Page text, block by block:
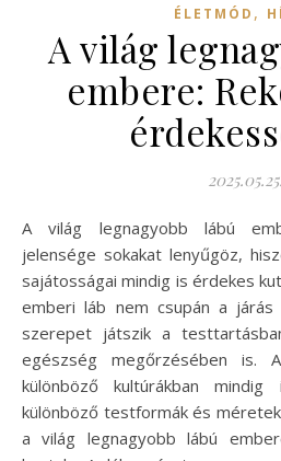
ÉLETMÓD ,
A világ
embere:
2025.05.25.
A világ legnagyobb lábú embereinek története és
jelensége sokakat lenyűgöz,
sajátosságai mindig is érdekes
emberi láb nem csupán a
szerepet játszik a
egészség megőrzésében is.
különböző kultúrákban
különböző testformák és
a világ legnagyobb lábú